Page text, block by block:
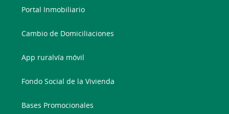
Portal Inmobiliario
Cambio de Domiciliaciones
App ruralvía móvil
Fondo Social de la Vivienda
Bases Promocionales